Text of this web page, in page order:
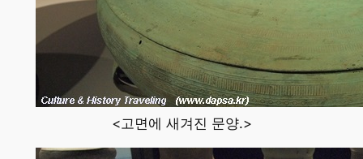
<고면에 새겨진 문양.>